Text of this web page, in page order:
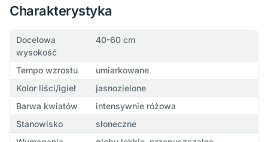
Charakterystyka
Docelowa
wysokość
40-60 cm
Tempo wzrostu
umiarkowane
Kolor liści/igieł
jasnozielone
Barwa kwiatów
intensywnie różowa
Stanowisko
słoneczne